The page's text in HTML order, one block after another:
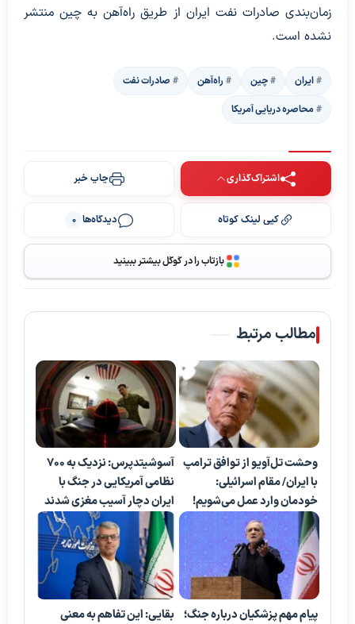
زمان‌بندی صادرات نفت ایران از طریق راه‌آهن به چین منتشر
نشده است.
ایران چین راه‌آهن
صادرات نفت
محاصره دریایی آمریکا
اشتراک‌گذاری چاپ خبر
کپی لینک کوتاه دیدگاه‌ها 0
بازتاب را در گوگل بیشتر ببینید
مطالب مرتبط
وحشت تل‌آویو از توافق ترامپ
با ایران/ مقام اسرائیلی:
خودمان وارد عمل می‌شویم!
آسوشیتدپرس: نزدیک به ۷۰۰
نظامی آمریکایی در جنگ با
ایران دچار آسیب مغزی شدند
پیام مهم پزشکیان درباره جنگ؛ بقایی: این تفاهم به معنی